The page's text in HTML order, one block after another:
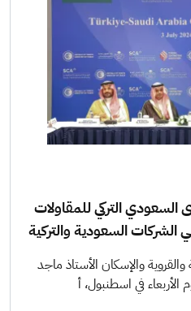
السعودي التركي للمقاولات
السعودية والتركية
والقروية والإسكان الأستاذ ماجد
في اسطنبول، أ